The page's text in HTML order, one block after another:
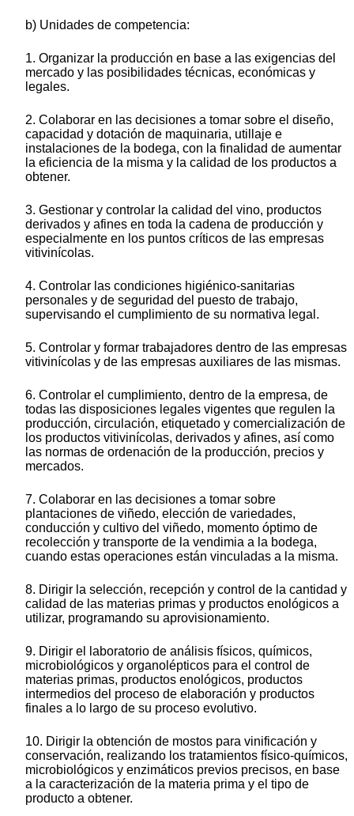
b) Unidades de competencia:
1. Organizar la producción en base a las exigencias del
mercado y las posibilidades técnicas, económicas y
legales.
2. Colaborar en las decisiones a tomar sobre el diseño,
capacidad y dotación de maquinaria, utillaje e
instalaciones de la bodega, con la finalidad de aumentar
la eficiencia de la misma y la calidad de los productos a
obtener.
3. Gestionar y controlar la calidad del vino, productos
derivados y afines en toda la cadena de producción y
especialmente en los puntos críticos de las empresas
vitivinícolas.
4. Controlar las condiciones higiénico-sanitarias
personales y de seguridad del puesto de trabajo,
supervisando el cumplimiento de su normativa legal.
5. Controlar y formar trabajadores dentro de las empresas
vitivinícolas y de las empresas auxiliares de las mismas.
6. Controlar el cumplimiento, dentro de la empresa, de
todas las disposiciones legales vigentes que regulen la
producción, circulación, etiquetado y comercialización de
los productos vitivinícolas, derivados y afines, así como
las normas de ordenación de la producción, precios y
mercados.
7. Colaborar en las decisiones a tomar sobre
plantaciones de viñedo, elección de variedades,
conducción y cultivo del viñedo, momento óptimo de
recolección y transporte de la vendimia a la bodega,
cuando estas operaciones están vinculadas a la misma.
8. Dirigir la selección, recepción y control de la cantidad y
calidad de las materias primas y productos enológicos a
utilizar, programando su aprovisionamiento.
9. Dirigir el laboratorio de análisis físicos, químicos,
microbiológicos y organolépticos para el control de
materias primas, productos enológicos, productos
intermedios del proceso de elaboración y productos
finales a lo largo de su proceso evolutivo.
10. Dirigir la obtención de mostos para vinificación y
conservación, realizando los tratamientos físico-químicos,
microbiológicos y enzimáticos previos precisos, en base
a la caracterización de la materia prima y el tipo de
producto a obtener.